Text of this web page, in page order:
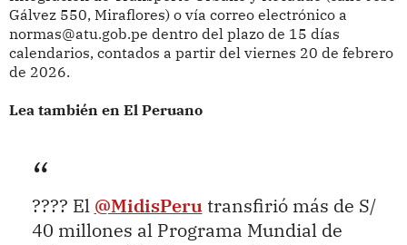
Gálvez 550, Miraflores) o vía correo electrónico a
normas@atu.gob.pe dentro del plazo de 15 días
calendarios, contados a partir del viernes 20 de febrero
de 2026.
Lea también en El Peruano
???? El @MidisPerutransfirió más de S/
40 millones al Programa Mundial de